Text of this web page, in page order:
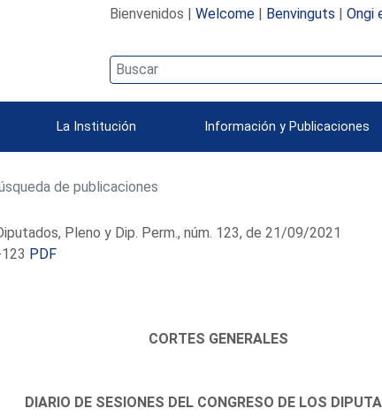
Bienvenidos | Welcome| Benvinguts | Ongi
La Institución Información y Publicaciones
de publicaciones
Pleno y Dip. Perm., núm. 123, de 21/09/2021
PDF
CORTES GENERALES
DIARIO DE SESIONES DEL CONGRESO DE LOS